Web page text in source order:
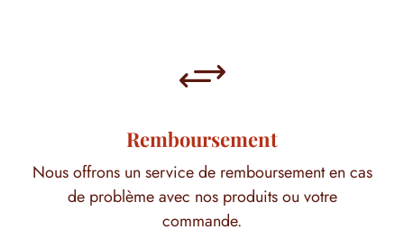
+
Remboursement
Nous offrons un service de remboursement en cas
de problème avec nos produits ou votre
commande.